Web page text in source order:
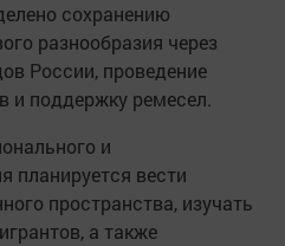
сохранению
разнообразия через
России, проведение
и поддержку ремесел.
и
планируется вести
пространства, изучать
а также